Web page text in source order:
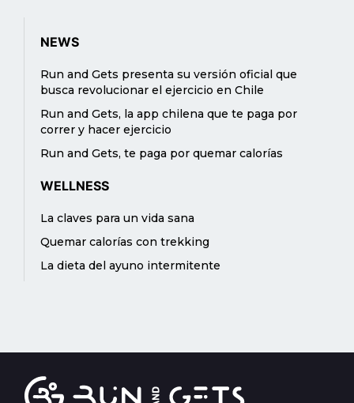
NEWS
Run and Gets presenta su versión oficial que
busca revolucionar el ejercicio en Chile
Run and Gets, la app chilena que te paga por
correr y hacer ejercicio
Run and Gets, te paga por quemar calorías
WELLNESS
La claves para un vida sana
Quemar calorías con trekking
La dieta del ayuno intermitente